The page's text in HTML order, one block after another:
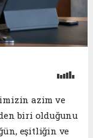
azim ve
biri olduğunu
eşitliğin ve